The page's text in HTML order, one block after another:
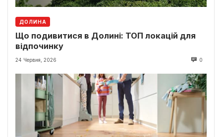
ДОЛИНА
Що подивитися в Долині: ТОП локацій для
відпочинку
24 Червня, 2026 0